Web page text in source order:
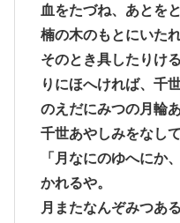
血をたづね、あとを
楠の木のもとにいたれ
そのとき具したりけ
りにほへければ、千
のえだにみつの月輪あ
千世あやしみをなし
「月なにのゆへにか
かれるや。
月またなんぞみつある